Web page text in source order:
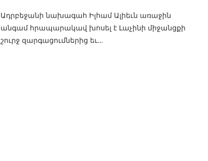
Ադրբեջանի նախագահ Իլհամ Ալիեւն առաջին
անգամ հրապարակավ խոսել է Լաչինի միջանցքի
շուրջ զարգացումներից եւ…